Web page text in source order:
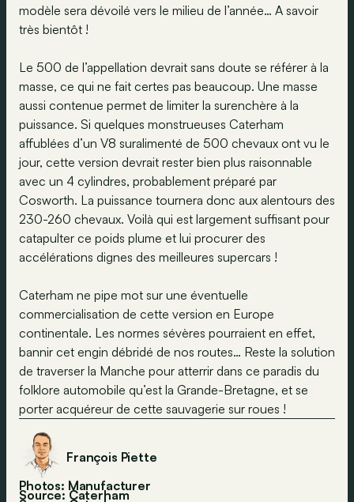
modèle sera dévoilé vers le milieu de l’année… A savoir
très bientôt !
Le 500 de l’appellation devrait sans doute se référer à la
masse, ce qui ne fait certes pas beaucoup. Une masse
aussi contenue permet de limiter la surenchère à la
puissance. Si quelques monstrueuses Caterham
affublées d’un V8 suralimenté de 500 chevaux ont vu le
jour, cette version devrait rester bien plus raisonnable
avec un 4 cylindres, probablement préparé par
Cosworth. La puissance tournera donc aux alentours des
230-260 chevaux. Voilà qui est largement suffisant pour
catapulter ce poids plume et lui procurer des
accélérations dignes des meilleures supercars !
Caterham ne pipe mot sur une éventuelle
commercialisation de cette version en Europe
continentale. Les normes sévères pourraient en effet,
bannir cet engin débridé de nos routes… Reste la solution
de traverser la Manche pour atterrir dans ce paradis du
folklore automobile qu’est la Grande-Bretagne, et se
porter acquéreur de cette sauvagerie sur roues !
François Piette
Photos: Manufacturer
Source: Caterham